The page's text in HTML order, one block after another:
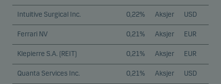
Intuitive Surgical Inc. 0,22% Aksjer USD
Ferrari NV 0,21% Aksjer EUR
Klepierre S.A. (REIT) 0,21% Aksjer EUR
Quanta Services Inc. 0,21% Aksjer USD